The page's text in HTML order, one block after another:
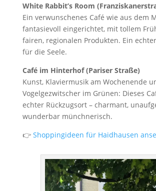
White Rabbit’s Room
Ein verwunschenes Café wie aus dem
fantasievoll eingerichtet, mit tollem
fairen, regionalen Produkten. Ein
für die Seele.
Café im Hinterhof (Pariser Straße)
Kunst, Klaviermusik am Wochenende
Vogelgezwitscher im Grünen: Dieses
echter Rückzugsort – charmant,
wunderbar münchnerisch.
👉 Shoppingideen für Haidhausen